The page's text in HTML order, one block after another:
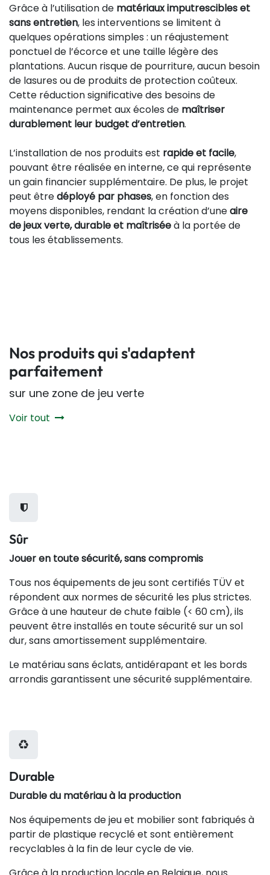
Grâce à l’utilisation de matériaux imputrescibles et
sans entretien, les interventions se limitent à
quelques opérations simples : un réajustement
ponctuel de l’écorce et une taille légère des
plantations. Aucun risque de pourriture, aucun besoin
de lasures ou de produits de protection coûteux.
Cette réduction significative des besoins de
maintenance permet aux écoles de maîtriser
durablement leur budget d’entretien.
L’installation de nos produits est rapide et facile,
pouvant être réalisée en interne, ce qui représente
un gain financier supplémentaire. De plus, le projet
peut êtredéployé par phases, en fonction des
moyens disponibles, rendant la création d’uneaire
de jeux verte, durable et maîtriséeà la portée de
tous les établissements.
Nos produits qui s'adaptent
parfaitement
sur une zone de jeu verte
Voir tout
Sûr
Jouer en toute sécurité, sans compromis
Tous nos équipements de jeu sont certifiés TÜV et
répondent aux normes de sécurité les plus strictes.
Grâce à une hauteur de chute faible (< 60 cm), ils
peuvent être installés en toute sécurité sur un sol
dur, sans amortissement supplémentaire.
Le matériau sans éclats, antidérapant et les bords
arrondis garantissent une sécurité supplémentaire.
Durable
Durable du matériau à la production
Nos équipements de jeu et mobilier sont fabriqués à
partir de plastique recyclé et sont entièrement
recyclables à la fin de leur cycle de vie.